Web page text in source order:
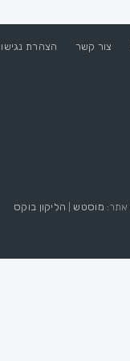
צור קשר הצהרת
מוסטש הליקון בוקס